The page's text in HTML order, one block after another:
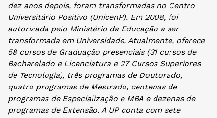
dez anos depois, foram transformadas no Centro
Universitário Positivo (UnicenP). Em 2008, foi
autorizada pelo Ministério da Educação a ser
transformada em Universidade. Atualmente, oferece
58 cursos de Graduação presenciais (31 cursos de
Bacharelado e Licenciatura e 27 Cursos Superiores
de Tecnologia), três programas de Doutorado,
quatro programas de Mestrado, centenas de
programas de Especialização e MBA e dezenas de
programas de Extensão. A UP conta com sete